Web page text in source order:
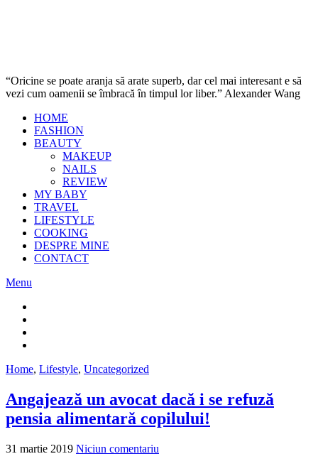
“Oricine se poate aranja să arate superb, dar cel mai interesant e să
vezi cum oamenii se îmbracă în timpul lor liber.” Alexander Wang
HOME
FASHION
BEAUTY
MAKEUP
NAILS
REVIEW
MY BABY
TRAVEL
LIFESTYLE
COOKING
DESPRE MINE
CONTACT
Menu
Home, Lifestyle, Uncategorized
Angajează un avocat dacă i se refuză
pensia alimentară copilului!
31 martie 2019 Niciun comentariu